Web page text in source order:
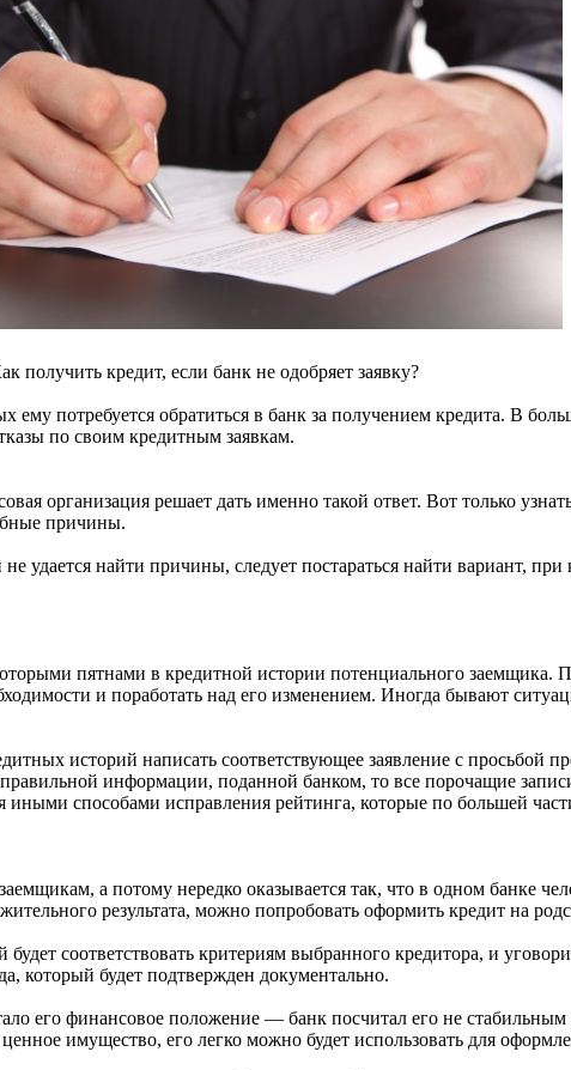
получить кредит, если банк не одобряет заявку?
потребуется обратиться в банк за получением кредита. В
по своим кредитным заявкам.
организация решает дать именно такой ответ. Вот только
причины.
удается найти причины, следует постараться найти вариант,
пятнами в кредитной истории потенциального
и поработать над его изменением. Иногда бывают
историй написать соответствующее заявление с просьбой
информации, поданной банком, то все порочащие
иными способами исправления рейтинга, которые по большей
а потому нередко оказывается так, что в одном банке
результата, можно попробовать оформить кредит на
соответствовать критериям выбранного кредитора, и
который будет подтвержден документально.
его финансовое положение — банк посчитал его не
имущество, его легко можно будет использовать для